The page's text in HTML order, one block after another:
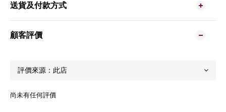
送貨及付款方式
顧客評價
尚未有任何評價